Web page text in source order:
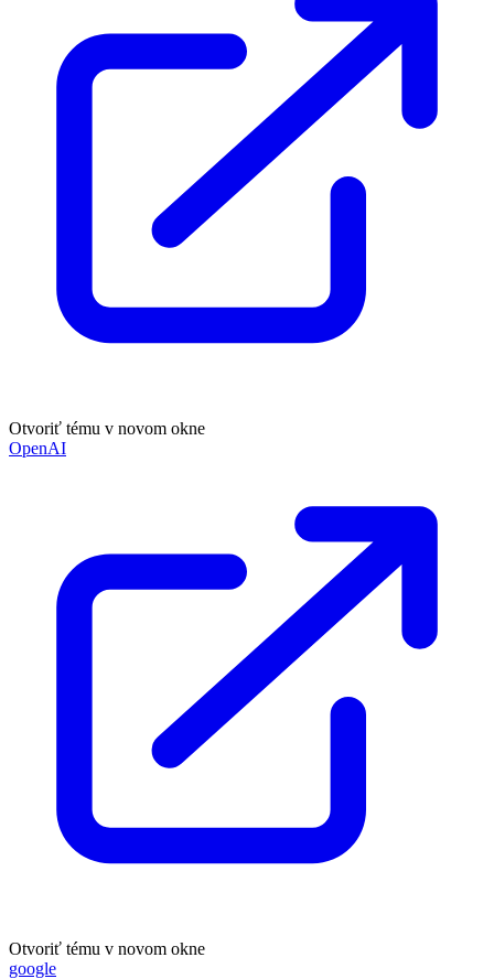
Otvoriť tému v novom okne
OpenAI
Otvoriť tému v novom okne
google